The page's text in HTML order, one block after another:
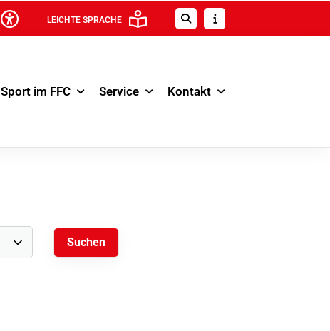
LEICHTE SPRACHE
Sport im FFC Service Kontakt